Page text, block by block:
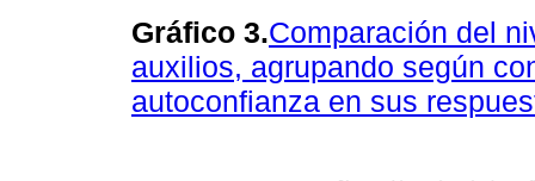
Gráfico 3.Comparación del
auxilios, agrupando según
autoconfianza en sus